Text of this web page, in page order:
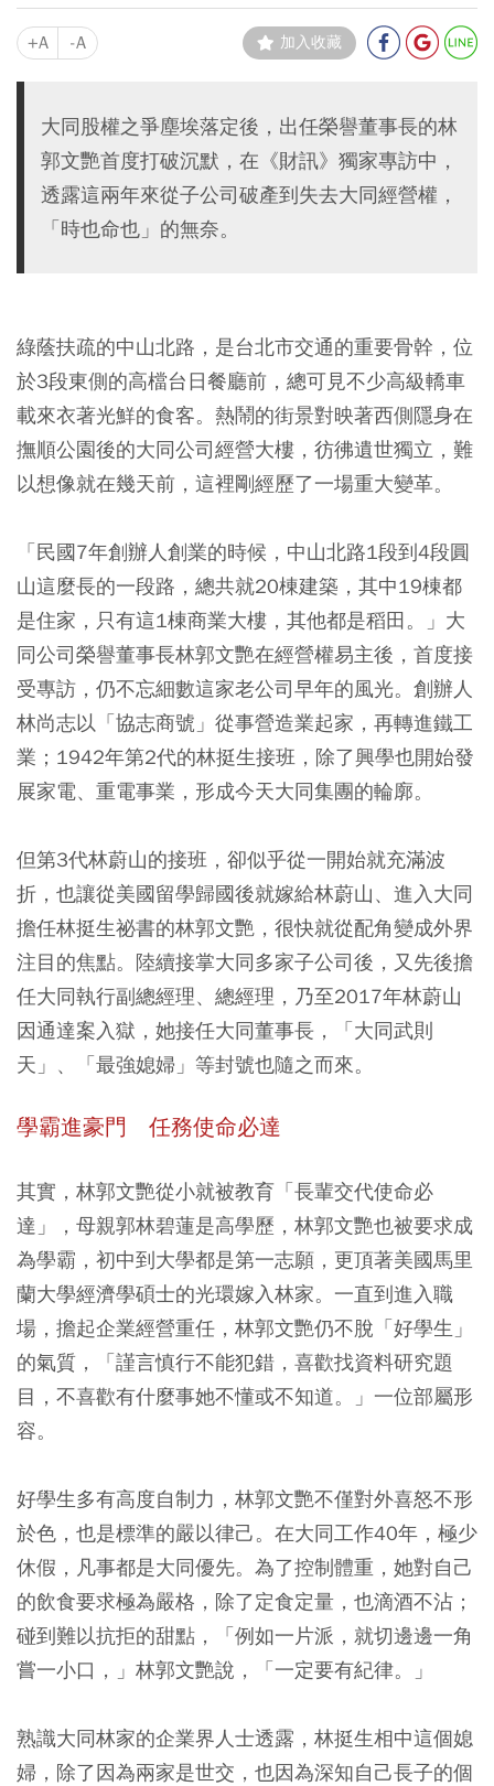
+A -A 加入收藏
大同股權之爭塵埃落定後，出任榮譽董事長的林
郭文艷首度打破沉默，在《財訊》獨家專訪中，
透露這兩年來從子公司破產到失去大同經營權，
「時也命也」的無奈。
綠蔭扶疏的中山北路，是台北市交通的重要骨幹，位
於3段東側的高檔台日餐廳前，總可見不少高級轎車
載來衣著光鮮的食客。熱鬧的街景對映著西側隱身在
撫順公園後的大同公司經營大樓，彷彿遺世獨立，難
以想像就在幾天前，這裡剛經歷了一場重大變革。
「民國7年創辦人創業的時候，中山北路1段到4段圓
山這麼長的一段路，總共就20棟建築，其中19棟都
是住家，只有這1棟商業大樓，其他都是稻田。」大
同公司榮譽董事長林郭文艷在經營權易主後，首度接
受專訪，仍不忘細數這家老公司早年的風光。創辦人
林尚志以「協志商號」從事營造業起家，再轉進鐵工
業；1942年第2代的林挺生接班，除了興學也開始發
展家電、重電事業，形成今天大同集團的輪廓。
但第3代林蔚山的接班，卻似乎從一開始就充滿波
折，也讓從美國留學歸國後就嫁給林蔚山、進入大同
擔任林挺生祕書的林郭文艷，很快就從配角變成外界
注目的焦點。陸續接掌大同多家子公司後，又先後擔
任大同執行副總經理、總經理，乃至2017年林蔚山
因通達案入獄，她接任大同董事長，「大同武則
天」、「最強媳婦」等封號也隨之而來。
學霸進豪門 任務使命必達
其實，林郭文艷從小就被教育「長輩交代使命必
達」，母親郭林碧蓮是高學歷，林郭文艷也被要求成
為學霸，初中到大學都是第一志願，更頂著美國馬里
蘭大學經濟學碩士的光環嫁入林家。一直到進入職
場，擔起企業經營重任，林郭文艷仍不脫「好學生」
的氣質，「謹言慎行不能犯錯，喜歡找資料研究題
目，不喜歡有什麼事她不懂或不知道。」一位部屬形
容。
好學生多有高度自制力，林郭文艷不僅對外喜怒不形
於色，也是標準的嚴以律己。在大同工作40年，極少
休假，凡事都是大同優先。為了控制體重，她對自己
的飲食要求極為嚴格，除了定食定量，也滴酒不沾；
碰到難以抗拒的甜點，「例如一片派，就切邊邊一角
嘗一小口，」林郭文艷說，「一定要有紀律。」
熟識大同林家的企業界人士透露，林挺生相中這個媳
婦，除了因為兩家是世交，也因為深知自己長子的個